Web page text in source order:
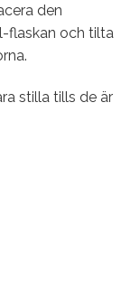
den
flaskan och tilta
stilla tills de är